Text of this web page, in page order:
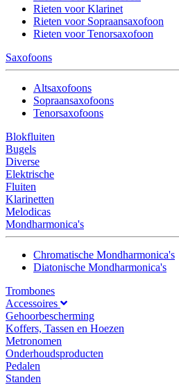
Rieten voor Klarinet
Rieten voor Sopraansaxofoon
Rieten voor Tenorsaxofoon
Saxofoons
Altsaxofoons
Sopraansaxofoons
Tenorsaxofoons
Blokfluiten
Bugels
Diverse
Elektrische
Fluiten
Klarinetten
Melodicas
Mondharmonica's
Chromatische Mondharmonica's
Diatonische Mondharmonica's
Trombones
Accessoires
Gehoorbescherming
Koffers, Tassen en Hoezen
Metronomen
Onderhoudsproducten
Pedalen
Standen